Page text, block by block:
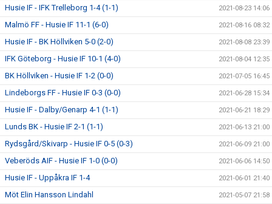
Husie IF - IFK Trelleborg 1-4 (1-1) 2021-08-23 14:06
Malmö FF - Husie IF 11-1 (6-0) 2021-08-16 08:32
Husie IF - BK Höllviken 5-0 (2-0) 2021-08-08 23:39
IFK Göteborg - Husie IF 10-1 (4-0) 2021-08-04 12:35
BK Höllviken - Husie IF 1-2 (0-0) 2021-07-05 16:45
Lindeborgs FF - Husie IF 0-3 (0-0) 2021-06-28 15:34
Husie IF - Dalby/Genarp 4-1 (1-1) 2021-06-21 18:29
Lunds BK - Husie IF 2-1 (1-1) 2021-06-13 21:00
Rydsgård/Skivarp - Husie IF 0-5 (0-3) 2021-06-09 21:00
Veberöds AIF - Husie IF 1-0 (0-0) 2021-06-06 14:50
Husie IF - Uppåkra IF 1-4 2021-06-01 21:40
Möt Elin Hansson Lindahl 2021-05-07 21:58